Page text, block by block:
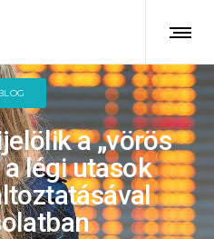
a „vörös
légi utasok